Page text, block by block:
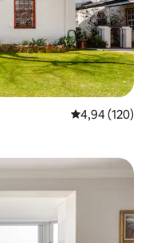
Средна
4,94 (120)